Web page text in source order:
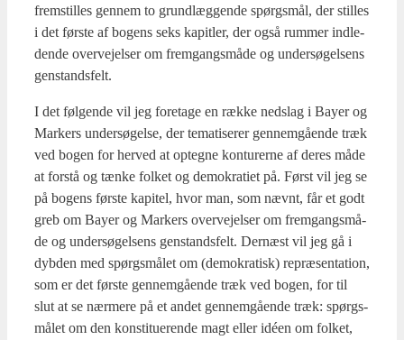
frem­stil­les gen­nem to grund­læg­gen­de spørgs­mål, der stil­les
i det før­ste af bogens seks kapit­ler, der også rum­mer ind­le­
den­de over­vej­el­ser om frem­gangs­må­de og under­sø­gel­sens
gen­stands­felt.
I det føl­gen­de vil jeg fore­ta­ge en ræk­ke nedslag i Bay­er og
Mar­kers under­sø­gel­se, der tema­ti­se­rer gen­nem­gå­en­de træk
ved bogen for her­ved at opteg­ne kon­tu­rer­ne af deres måde
at for­stå og tæn­ke fol­ket og demo­kra­ti­et på. Først vil jeg se
på bogens før­ste kapi­tel, hvor man, som nævnt, får et godt
greb om Bay­er og Mar­kers over­vej­el­ser om frem­gangs­må­
de og under­sø­gel­sens gen­stands­felt. Der­næst vil jeg gå i
dyb­den med spørgs­må­let om (demo­kra­tisk) repræ­sen­ta­tion,
som er det før­ste gen­nem­gå­en­de træk ved bogen, for til
slut at se nær­me­re på et andet gen­nem­gå­en­de træk: spørgs­
må­let om den kon­sti­tu­e­ren­de magt eller idéen om fol­ket,